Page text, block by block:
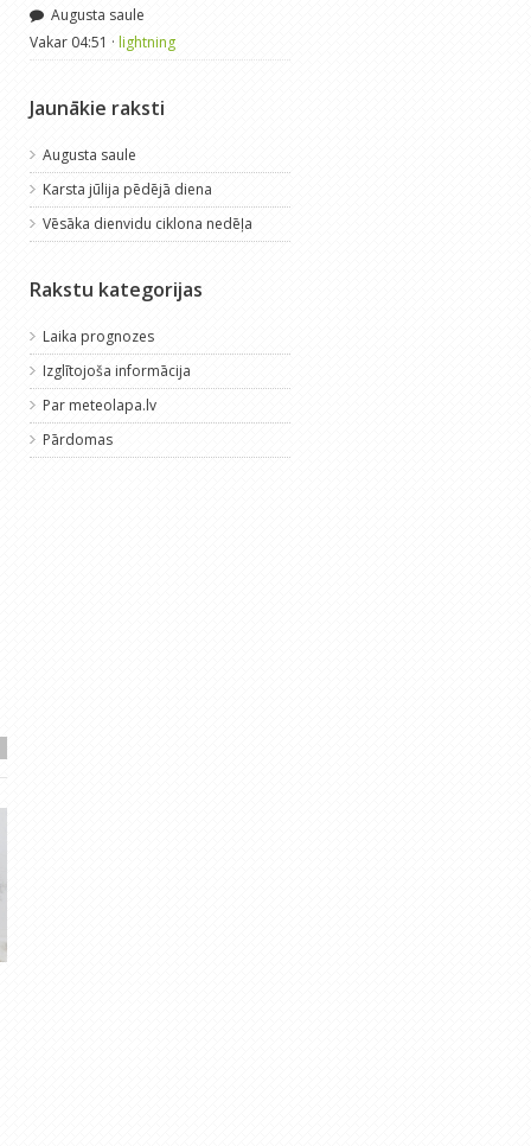
Augusta saule
Vakar 04:51 · lightning
Jaunākie raksti
Augusta saule
Karsta jūlija pēdējā diena
Vēsāka dienvidu ciklona nedēļa
Rakstu kategorijas
Laika prognozes
Izglītojoša informācija
Par meteolapa.lv
Pārdomas